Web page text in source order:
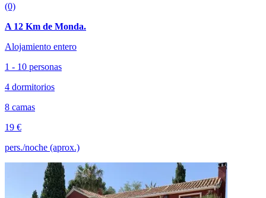
(0)
A 12 Km de Monda.
Alojamiento entero
1 - 10 personas
4 dormitorios
8 camas
19 €
pers./noche (aprox.)